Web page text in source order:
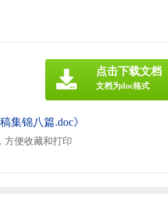
集锦八篇.doc》
方便收藏和打印
点击下载文档
文档为doc格式